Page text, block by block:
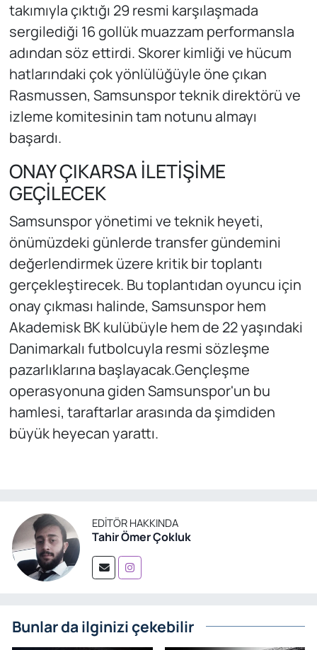
takımıyla çıktığı 29 resmi karşılaşmada
sergilediği 16 gollük muazzam performansla
adından söz ettirdi. Skorer kimliği ve hücum
hatlarındaki çok yönlülüğüyle öne çıkan
Rasmussen, Samsunspor teknik direktörü ve
izleme komitesinin tam notunu almayı
başardı.
ONAY ÇIKARSA İLETİŞİME
GEÇİLECEK
Samsunspor yönetimi ve teknik heyeti,
önümüzdeki günlerde transfer gündemini
değerlendirmek üzere kritik bir toplantı
gerçekleştirecek. Bu toplantıdan oyuncu için
onay çıkması halinde, Samsunspor hem
Akademisk BK kulübüyle hem de 22 yaşındaki
Danimarkalı futbolcuyla resmi sözleşme
pazarlıklarına başlayacak.Gençleşme
operasyonuna giden Samsunspor'un bu
hamlesi, taraftarlar arasında da şimdiden
büyük heyecan yarattı.
EDITÖR HAKKINDA
Tahir Ömer Çokluk
Bunlar da ilginizi çekebilir